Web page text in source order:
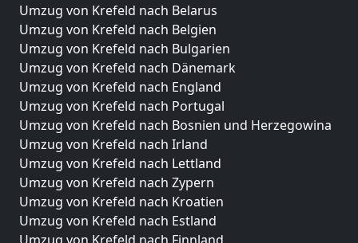
Umzug von Krefeld nach Belarus
Umzug von Krefeld nach Belgien
Umzug von Krefeld nach Bulgarien
Umzug von Krefeld nach Dänemark
Umzug von Krefeld nach England
Umzug von Krefeld nach Portugal
Umzug von Krefeld nach Bosnien und Herzegowina
Umzug von Krefeld nach Irland
Umzug von Krefeld nach Lettland
Umzug von Krefeld nach Zypern
Umzug von Krefeld nach Kroatien
Umzug von Krefeld nach Estland
Umzug von Krefeld nach Finnland